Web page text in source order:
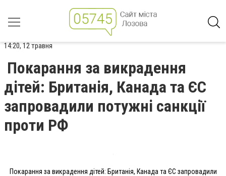
14:20, 12 травня
Покарання за викрадення
дітей: Британія, Канада та ЄС
запровадили потужні санкції
проти РФ
Покарання за викрадення дітей: Британія, Канада та ЄС запровадили